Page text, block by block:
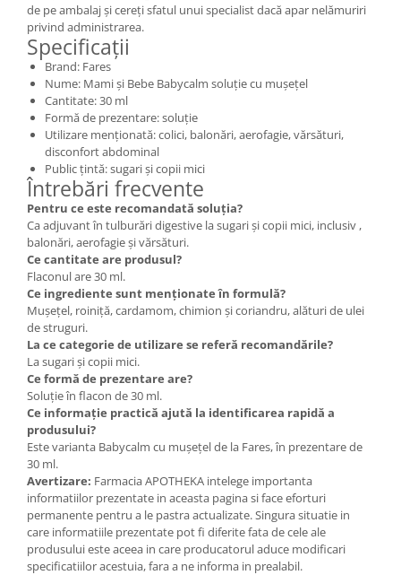
de pe ambalaj și cereți sfatul unui specialist dacă apar nelămuriri
privind administrarea.
Specificații
Brand: Fares
Nume: Mami și Bebe Babycalm soluție cu mușețel
Cantitate: 30 ml
Formă de prezentare: soluție
Utilizare menționată: colici, balonări, aerofagie, vărsături,
disconfort abdominal
Public țintă: sugari și copii mici
Întrebări frecvente
Pentru ce este recomandată soluția?
Ca adjuvant în tulburări digestive la sugari și copii mici, inclusiv ,
balonări, aerofagie și vărsături.
Ce cantitate are produsul?
Flaconul are 30 ml.
Ce ingrediente sunt menționate în formulă?
Mușețel, roiniță, cardamom, chimion și coriandru, alături de ulei
de struguri.
La ce categorie de utilizare se referă recomandările?
La sugari și copii mici.
Ce formă de prezentare are?
Soluție în flacon de 30 ml.
Ce informație practică ajută la identificarea rapidă a
produsului?
Este varianta Babycalm cu mușețel de la Fares, în prezentare de
30 ml.
Avertizare: Farmacia APOTHEKA intelege importanta
informatiilor prezentate in aceasta pagina si face eforturi
permanente pentru a le pastra actualizate. Singura situatie in
care informatiile prezentate pot fi diferite fata de cele ale
produsului este aceea in care producatorul aduce modificari
specificatiilor acestuia, fara a ne informa in prealabil.